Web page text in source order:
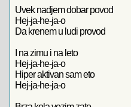
Uvek nadjem dobar povod
Hej-ja-he-ja-o
Da krenem u ludi provod
I na zimu i na leto
Hej-ja-he-ja-o
Hiper aktivan sam eto
Hej-ja-he-ja-o